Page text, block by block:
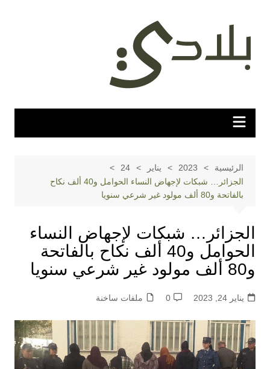
المحتوى
الرئيسية 2023 يناير
24
الجزائر… شبكات لإجهاض النساء الحوامل و40 ألف نكاح
بالفاتحة و80 ألف مولود غير شرعي سنويا
الجزائر… شبكات لإجهاض النساء
الحوامل و40 ألف نكاح بالفاتحة
و80 ألف مولود غير شرعي سنويا
يناير 24, 2023 0 ملفات ساخنة